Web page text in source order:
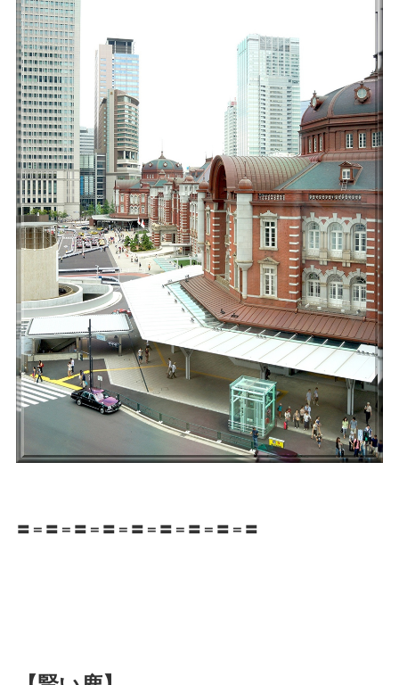
〓＝〓＝〓＝〓＝〓＝〓＝〓＝〓＝〓